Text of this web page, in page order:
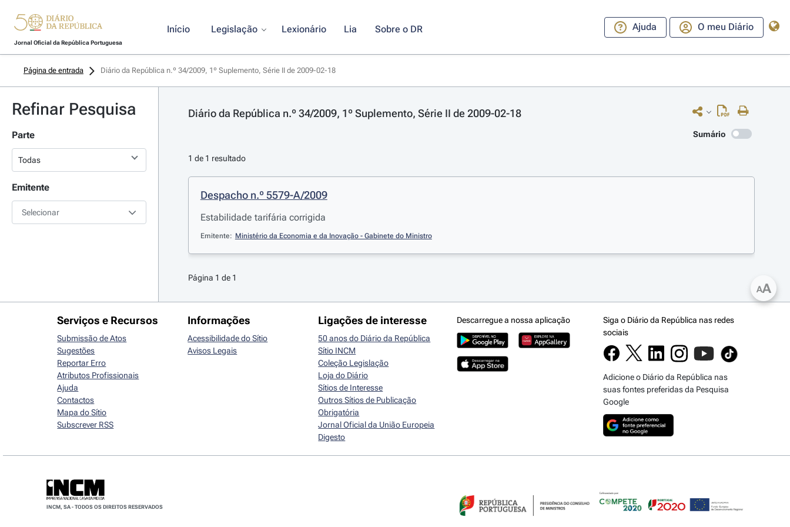
Jornal Oficial da República Portuguesa
Início Legislação Lexionário Lia Sobre o DR Ajuda O meu Diário
Página de entrada Diário da República n.º 34/2009, 1º Suplemento, Série II de 2009-02-18
Refinar Pesquisa
Parte
Emitente
Selecionar
Diário da República n.º 34/2009, 1º Suplemento, Série II de 2009-02-18
Sumário
1 de 1 resultado
Despacho n.º 5579-A/2009
Estabilidade tarifária corrigida
Emitente: Ministério da Economia e da Inovação - Gabinete do Ministro
Página 1 de 1
AA
Serviços e Recursos
Submissão de Atos
Sugestões
Reportar Erro
Atributos Profissionais
Ajuda
Contactos
Mapa do Sítio
Subscrever RSS
Informações
Acessibilidade do Sítio
Avisos Legais
Ligações de interesse
50 anos do Diário da República
Sítio INCM
Coleção Legislação
Loja do Diário
Sítios de Interesse
Outros Sítios de Publicação
Obrigatória
Jornal Oficial da União Europeia
Digesto
Descarregue a nossa aplicação
Siga o Diário da República nas redes
sociais
Adicione o Diário da República nas
suas fontes preferidas da Pesquisa
Google
INCM, SA - TODOS OS DIREITOS RESERVADOS